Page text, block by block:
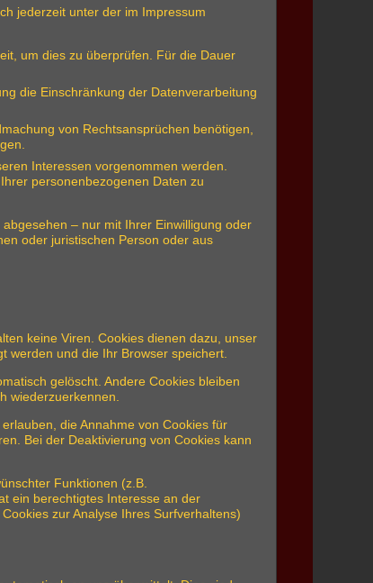
jederzeit unter der im Impressum
um dies zu überprüfen. Für die Dauer
die Einschränkung der Datenverarbeitung
von Rechtsansprüchen benötigen,
Interessen vorgenommen werden.
personenbezogenen Daten zu
– nur mit Ihrer Einwilligung oder
oder juristischen Person oder aus
keine Viren. Cookies dienen dazu, unser
werden und die Ihr Browser speichert.
gelöscht. Andere Cookies bleiben
wiederzuerkennen.
die Annahme von Cookies für
Bei der Deaktivierung von Cookies kann
Funktionen (z.B.
ein berechtigtes Interesse an der
zur Analyse Ihres Surfverhaltens)